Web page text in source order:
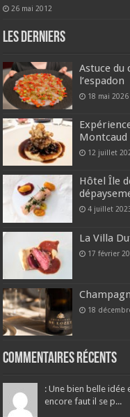
26 mai 2012
Les derniers
Astuce du
l’espadon
18 mai 2026
Montcaud
12 juillet
Hôtel Île
4 juillet
La Villa
17 février
18
Commentaires récents
: Une bien belle idée
encore faut il se p...